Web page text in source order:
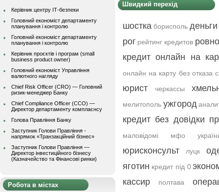
Керівник центру ІТ-безпеки
Головний економіст департаменту
планування і контролю
Головний економіст департаменту
планування і контролю
Керівник проєктів і програм (small
business product owner)
Головний економіст Управління
валютного нагляду
Chief Risk Officer (CRO) — Головний
ризик-менеджер Банку
Chief Compliance Officer (CCO) —
Директор департаменту комплаєнсу
Голова Правління Банку
Заступник Голови Правління -
напрямок «Транзакційний бізнес»
Заступник Голови Правління —
Директор інвестиційного бізнесу
(Казначейство та Фінансові ринки)
Робота в містах
Швидкий перехід
шостка борисполь
рог рейтинг кредитов ровно
кредит онлайн на
онлайн на карту без отказа
юрист черкассы
мелитополь ужгород
кредит без довідки
маловідомі мфо
юрисконсульт луцк
яготин кредит під 0
кассир
полтава